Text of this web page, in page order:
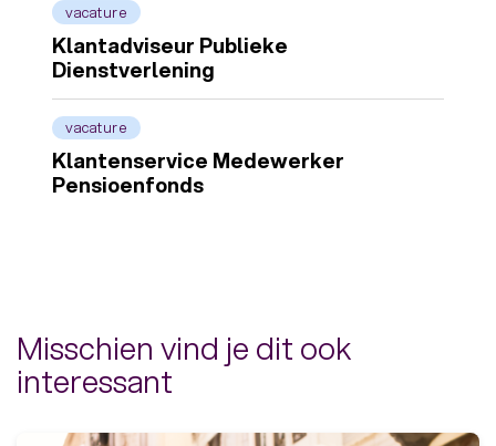
vacature
Klantadviseur Publieke
Dienstverlening
vacature
Klantenservice Medewerker
Pensioenfonds
Misschien vind je dit ook
interessant